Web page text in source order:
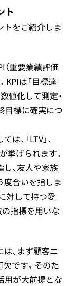
ト
トをご紹介しま
（重要業績評価
KPIは「目標達
値化して測定・
目標に確実につ
、「LTV」、
が挙げられます。
し、友人や家族
度合いを指しま
対して持つ愛
指標を用いな
、まず顧客ニ
です。そのた
用が大前提とな